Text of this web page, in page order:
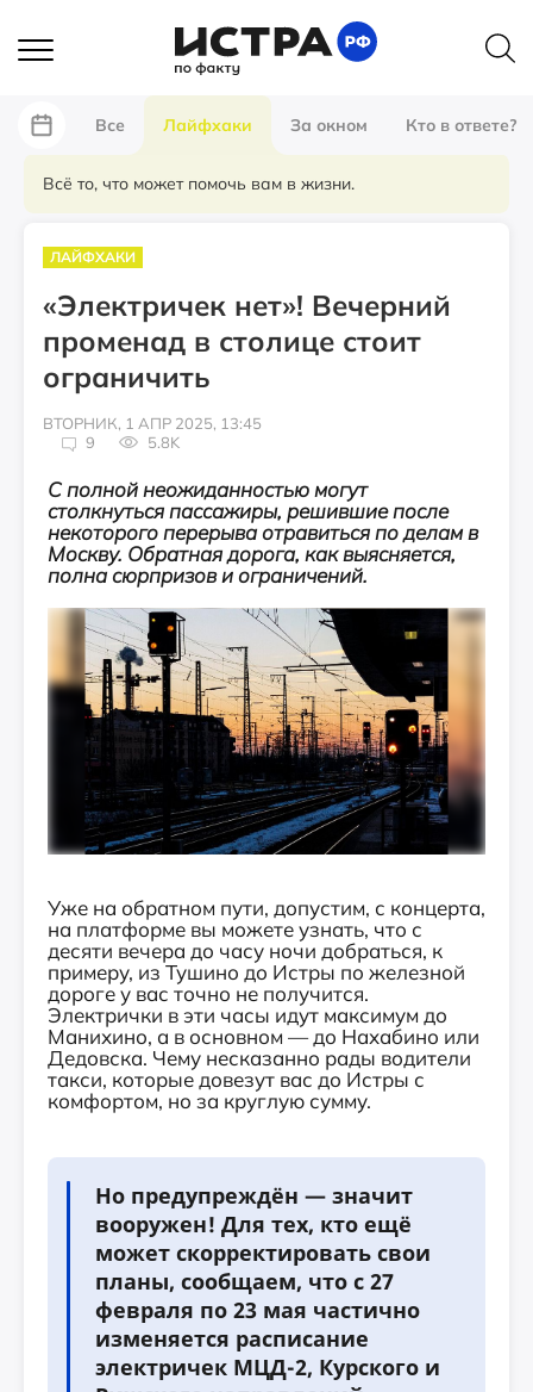
Все Лайфхаки За окном Кто в ответе?
Всё то, что может помочь вам в жизни.
ЛАЙФХАКИ
«Электричек нет»! Вечерний
променад в столице стоит
ограничить
ВТОРНИК, 1 АПР 2025, 13:45
9
5.8K
С полной неожиданностью могут
столкнуться пассажиры, решившие после
некоторого перерыва отравиться по делам в
Москву. Обратная дорога, как выясняется,
полна сюрпризов и ограничений.
Уже на обратном пути, допустим, с концерта,
на платформе вы можете узнать, что с
десяти вечера до часу ночи добраться, к
примеру, из Тушино до Истры по железной
дороге у вас точно не получится.
Электрички в эти часы идут максимум до
Манихино, а в основном — до Нахабино или
Дедовска. Чему несказанно рады водители
такси, которые довезут вас до Истры с
комфортом, но за круглую сумму.
Но предупреждён — значит
вооружен! Для тех, кто ещё
может скорректировать свои
планы, сообщаем, что с 27
февраля по 23 мая частично
изменяется расписание
электричек МЦД-2, Курского и